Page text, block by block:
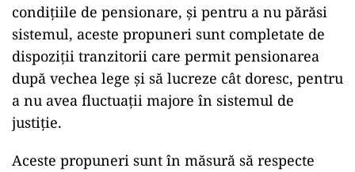
condițiile de pensionare, și pentru a nu părăsi
sistemul, aceste propuneri sunt completate de
dispoziții tranzitorii care permit pensionarea
după vechea lege și să lucreze cât doresc, pentru
a nu avea fluctuații majore în sistemul de
justiție.
Aceste propuneri sunt în măsură să respecte